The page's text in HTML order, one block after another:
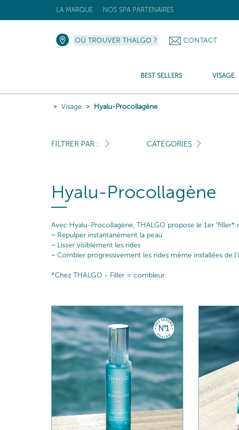
LA MARQUE NOS SPA PARTENAIRES
OÙ TROUVER THALGO ? CONTACT
BEST SELLERS VISAGE
Visage Hyalu-Procollagène
FILTRER PAR : CATÉGORIES
Hyalu-Procollagène
Avec Hyalu-Procollagène, THALGO propose le 1er
~ Repulper instantanément la peau​
~ Lisser visiblement les rides​
~ Combler progressivement les rides même installées de
*Chez THALGO - Filler = combleur.